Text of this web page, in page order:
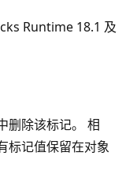
Runtime 18.1 及
删除该标记。 相
标记值保留在对象